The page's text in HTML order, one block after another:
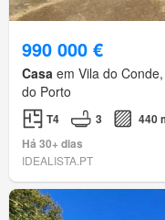
990 000 €
Casa em Vila do
do Porto
T4 3
440
Há 30+ dias
IDEALISTA.PT